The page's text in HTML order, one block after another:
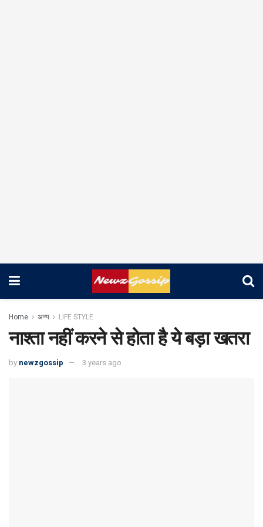
Home अन्य LIFE STYLE
नाश्ता नहीं करने से होता है ये बड़ा खतरा
by newzgossip 3 years ago